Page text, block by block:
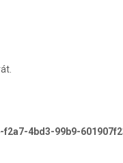
f2a7-4bd3-99b9-